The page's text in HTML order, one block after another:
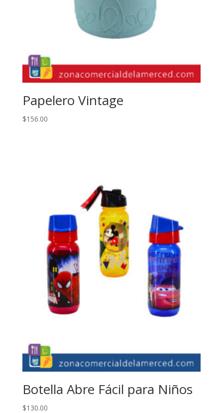
Papelero Vintage
$156.00
Botella Abre Fácil para Niños
$130.00